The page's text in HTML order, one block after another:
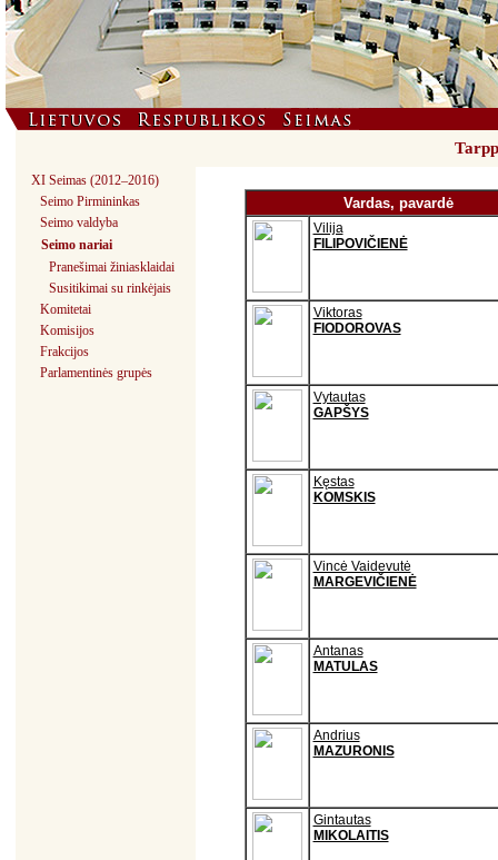
XI Seimas (2012–2016)
Seimo Pirmininkas
Seimo valdyba
Seimo nariai
Pranešimai žiniasklaidai
Susitikimai su rinkėjais
Komitetai
Komisijos
Frakcijos
Parlamentinės grupės
Vardas, pavardė
Vilija
FILIPOVIČIENĖ
Viktoras
FIODOROVAS
Vytautas
GAPŠYS
Kęstas
KOMSKIS
Vincė Vaidevutė
MARGEVIČIENĖ
Antanas
MATULAS
Andrius
MAZURONIS
Gintautas
MIKOLAITIS